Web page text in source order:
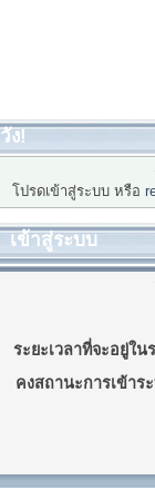
ง!
โปรดเข้าสู่ระบบ หรือ
เข้าสู่ระบบ
ระยะเวลาที่จะอยู่ใ
คงสถานะการเข้าร